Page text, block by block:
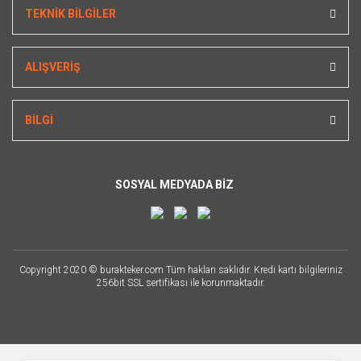
TEKNİK BİLGİLER
ALIŞVERİŞ
BİLGİ
SOSYAL MEDYADA BİZ
Copyright 2020 © burakteker.com Tüm hakları saklıdır. Kredi kartı bilgileriniz
256bit SSL sertifikası ile korunmaktadır.